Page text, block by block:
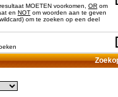
MOETEN voorkomen, OR om
en NOT om woorden aan te geven
om te zoeken op een deel